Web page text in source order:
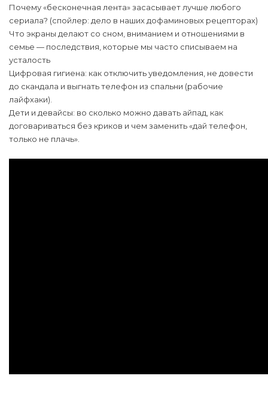
Почему «бесконечная лента» засасывает лучше любого
сериала? (спойлер: дело в наших дофаминовых рецепторах)
Что экраны делают со сном, вниманием и отношениями в
семье — последствия, которые мы часто списываем на
усталость
Цифровая гигиена: как отключить уведомления, не довести
до скандала и выгнать телефон из спальни (рабочие
лайфхаки).
Дети и девайсы: во сколько можно давать айпад, как
договариваться без криков и чем заменить «дай телефон,
только не плачь».